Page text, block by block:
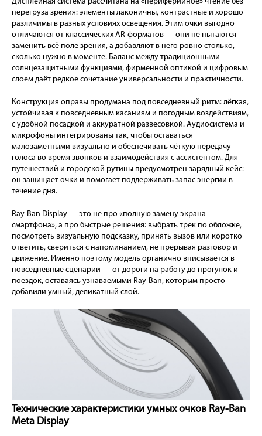
перегруза зрения: элементы лаконичны, контрастные и хорошо
различимы в разных условиях освещения. Этим очки выгодно
отличаются от классических AR-форматов — они не пытаются
заменить всё поле зрения, а добавляют в него ровно столько,
сколько нужно в моменте. Баланс между традиционными
солнцезащитными функциями, фирменной оптикой и цифровым
слоем даёт редкое сочетание универсальности и практичности.
Конструкция оправы продумана под повседневный ритм: лёгкая,
устойчивая к повседневным касаниям и погодным воздействиям,
с удобной посадкой и аккуратной развесовкой. Аудиосистема и
микрофоны интегрированы так, чтобы оставаться
малозаметными визуально и обеспечивать чёткую передачу
голоса во время звонков и взаимодействия с ассистентом. Для
путешествий и городской рутины предусмотрен зарядный кейс:
он защищает очки и помогает поддерживать запас энергии в
течение дня.
Ray-Ban Display — это не про «полную замену экрана
смартфона», а про быстрые решения: выбрать трек по обложке,
посмотреть визуальную подсказку, принять вызов или коротко
ответить, свериться с напоминанием, не прерывая разговор и
движение. Именно поэтому модель органично вписывается в
повседневные сценарии — от дороги на работу до прогулок и
поездок, оставаясь узнаваемыми Ray-Ban, которым просто
добавили умный, деликатный слой.
Технические характеристики умных очков Ray-Ban
Meta Display